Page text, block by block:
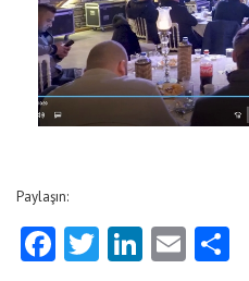
Paylaşın:
Facebook
Twitter
LinkedIn
Email